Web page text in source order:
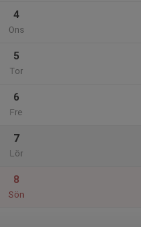
4
Ons
5
Tor
6
Fre
7
Lör
8
Sön